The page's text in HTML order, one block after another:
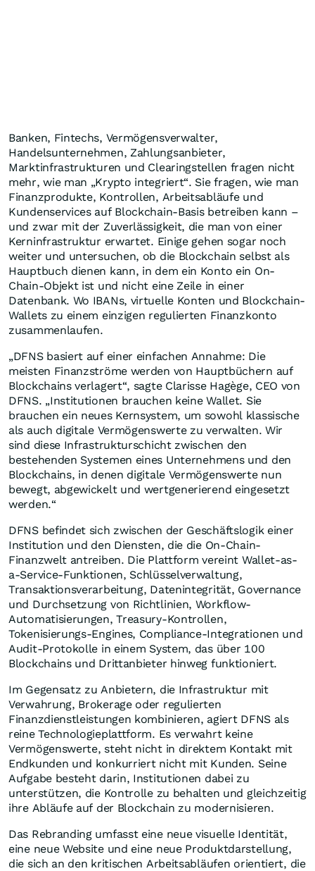
Banken, Fintechs, Vermögensverwalter,
Handelsunternehmen, Zahlungsanbieter,
Marktinfrastrukturen und Clearingstellen fragen nicht
mehr, wie man „Krypto integriert“. Sie fragen, wie man
Finanzprodukte, Kontrollen, Arbeitsabläufe und
Kundenservices auf Blockchain-Basis betreiben kann –
und zwar mit der Zuverlässigkeit, die man von einer
Kerninfrastruktur erwartet. Einige gehen sogar noch
weiter und untersuchen, ob die Blockchain selbst als
Hauptbuch dienen kann, in dem ein Konto ein On-
Chain-Objekt ist und nicht eine Zeile in einer
Datenbank. Wo IBANs, virtuelle Konten und Blockchain-
Wallets zu einem einzigen regulierten Finanzkonto
zusammenlaufen.
„DFNS basiert auf einer einfachen Annahme: Die
meisten Finanzströme werden von Hauptbüchern auf
Blockchains verlagert“, sagte Clarisse Hagège, CEO von
DFNS. „Institutionen brauchen keine Wallet. Sie
brauchen ein neues Kernsystem, um sowohl klassische
als auch digitale Vermögenswerte zu verwalten. Wir
sind diese Infrastrukturschicht zwischen den
bestehenden Systemen eines Unternehmens und den
Blockchains, in denen digitale Vermögenswerte nun
bewegt, abgewickelt und wertgenerierend eingesetzt
werden.“
DFNS befindet sich zwischen der Geschäftslogik einer
Institution und den Diensten, die die On-Chain-
Finanzwelt antreiben. Die Plattform vereint Wallet-as-
a-Service-Funktionen, Schlüsselverwaltung,
Transaktionsverarbeitung, Datenintegrität, Governance
und Durchsetzung von Richtlinien, Workflow-
Automatisierungen, Treasury-Kontrollen,
Tokenisierungs-Engines, Compliance-Integrationen und
Audit-Protokolle in einem System, das über 100
Blockchains und Drittanbieter hinweg funktioniert.
Im Gegensatz zu Anbietern, die Infrastruktur mit
Verwahrung, Brokerage oder regulierten
Finanzdienstleistungen kombinieren, agiert DFNS als
reine Technologieplattform. Es verwahrt keine
Vermögenswerte, steht nicht in direktem Kontakt mit
Endkunden und konkurriert nicht mit Kunden. Seine
Aufgabe besteht darin, Institutionen dabei zu
unterstützen, die Kontrolle zu behalten und gleichzeitig
ihre Abläufe auf der Blockchain zu modernisieren.
Das Rebranding umfasst eine neue visuelle Identität,
eine neue Website und eine neue Produktdarstellung,
die sich an den kritischen Arbeitsabläufen orientiert, die